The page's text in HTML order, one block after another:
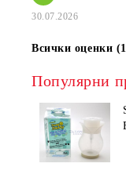
30.07.2026
Всички оценки
Популярни